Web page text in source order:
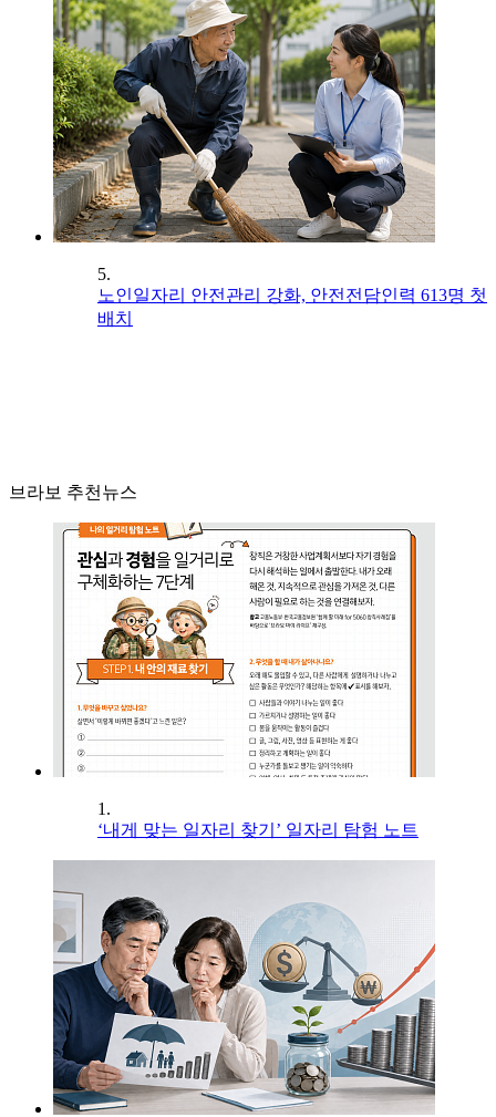
5.
노인일자리 안전관리 강화, 안전전담인력 613명 첫
배치
브라보 추천뉴스
1.
‘내게 맞는 일자리 찾기’ 일자리 탐험 노트